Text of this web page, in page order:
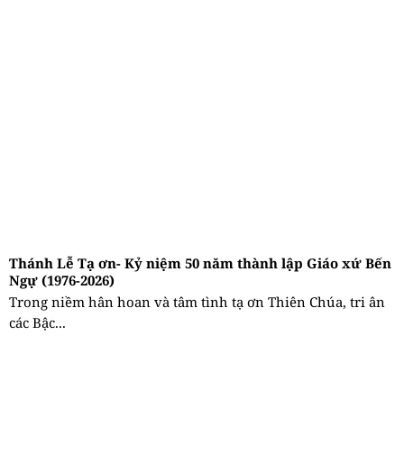
Thánh Lễ Tạ ơn- Kỷ niệm 50 năm thành lập Giáo xứ Bến
Ngự (1976-2026)
Trong niềm hân hoan và tâm tình tạ ơn Thiên Chúa, tri ân
các Bậc...